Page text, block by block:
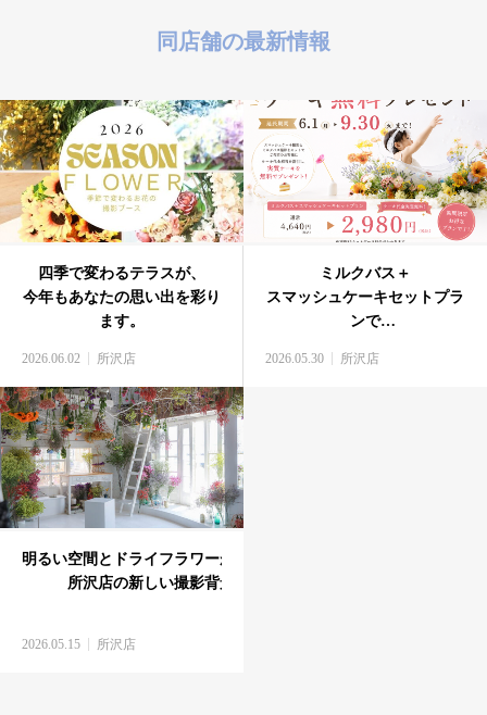
同店舗の最新情報
四季で変わるテラスが、
今年もあなたの思い出を彩り
ます。
2026.06.02 所沢店
ミルクバス＋
スマッシュケーキセットプラ
ンで
2026.05.30 所沢店
明るい空間とドライフラワーが彩る、
所沢店の新しい撮影背景
2026.05.15 所沢店